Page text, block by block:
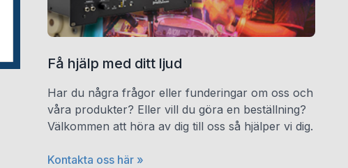
Få hjälp med ditt ljud
Har du några frågor eller funderingar om oss och
våra produkter? Eller vill du göra en beställning?
Välkommen att höra av dig till oss så hjälper vi dig.
Kontakta oss här »